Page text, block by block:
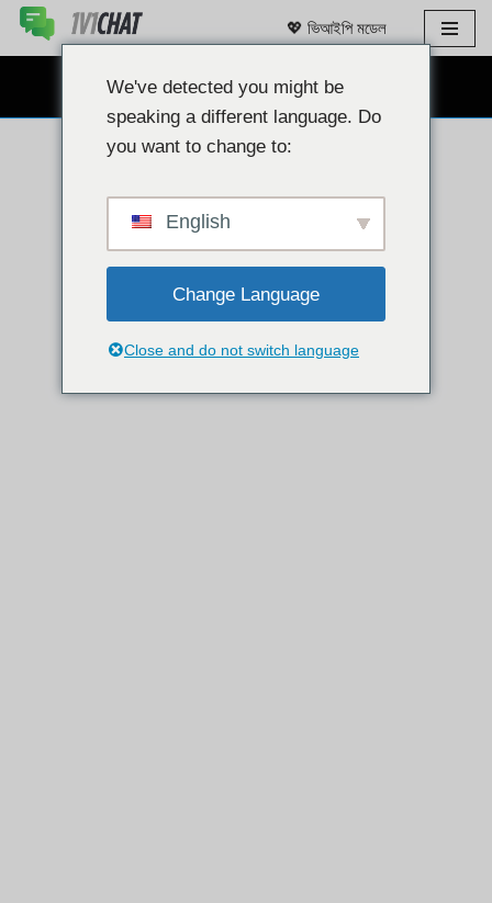
এড়িয়ে
💖 ভিআইপি মডেল
বিনামূল্যে ওয়েবক্যাম চ্যাট 👉
We've detected you might be
speaking a different language. Do
you want to change to:
English
Change Language
Close and do not switch language